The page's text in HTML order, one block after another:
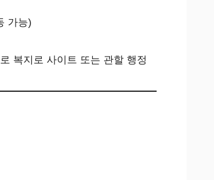
가능)
복지로 사이트 또는 관할 행정